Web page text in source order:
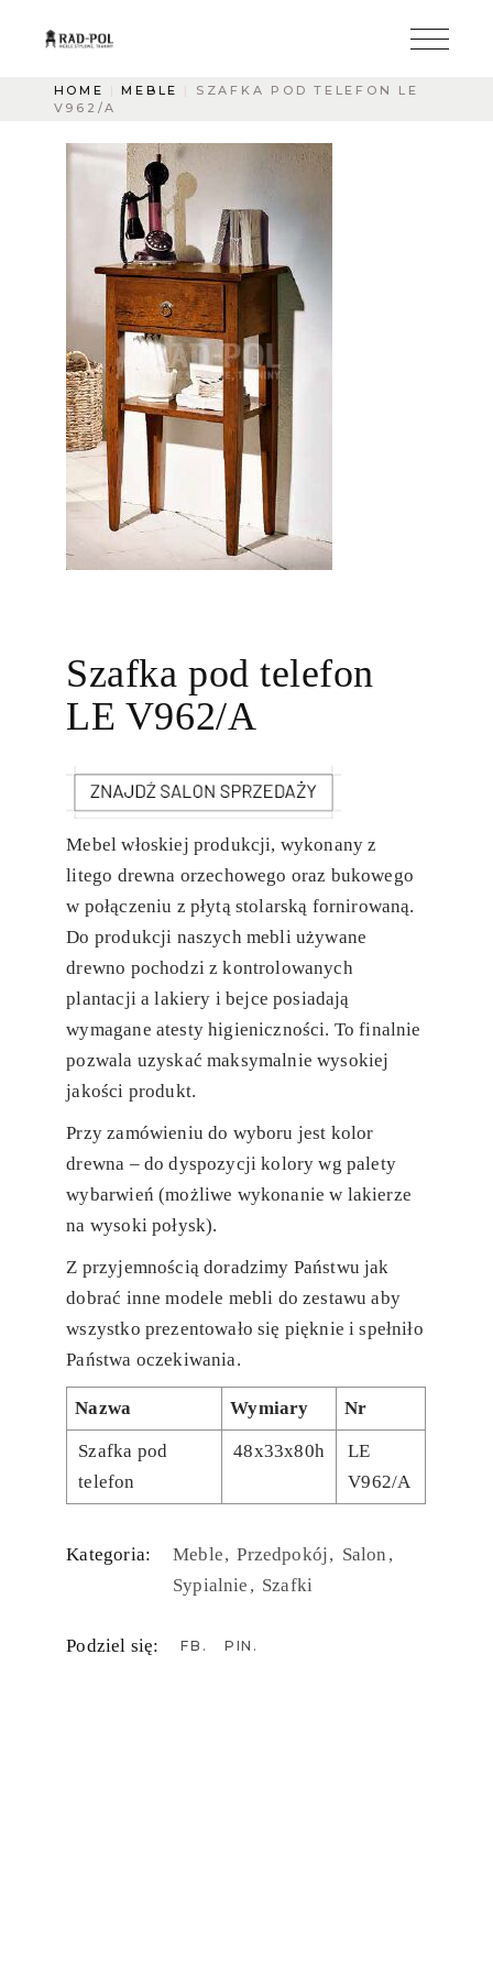
HOME MEBLE
SZAFKA POD TELEFON LE
V962/A
Szafka pod telefon
LE V962/A
Mebel włoskiej produkcji, wykonany z
litego drewna orzechowego oraz bukowego
w połączeniu z płytą stolarską fornirowaną.
Do produkcji naszych mebli używane
drewno pochodzi z kontrolowanych
plantacji a lakiery i bejce posiadają
wymagane atesty higieniczności. To finalnie
pozwala uzyskać maksymalnie wysokiej
jakości produkt.
Przy zamówieniu do wyboru jest kolor
drewna – do dyspozycji kolory wg palety
wybarwień (możliwe wykonanie w lakierze
na wysoki połysk).
Z przyjemnością doradzimy Państwu jak
dobrać inne modele mebli do zestawu aby
wszystko prezentowało się pięknie i spełniło
Państwa oczekiwania.
Nazwa Wymiary Nr
Szafka pod
telefon
48x33x80h
LE
V962/A
Kategoria: Meble Przedpokój Salon
Sypialnie Szafki
Podziel się: FB PIN